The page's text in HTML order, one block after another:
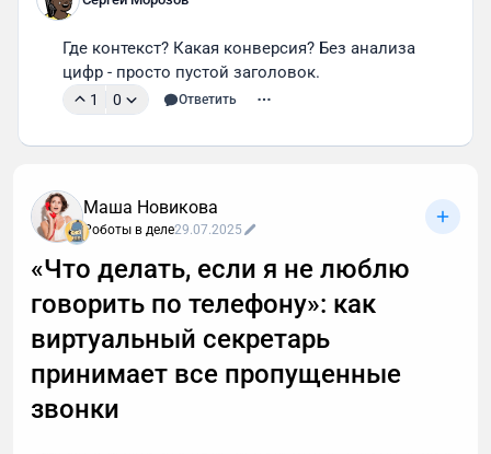
Где контекст? Какая конверсия? Без анализа
цифр - просто пустой заголовок.
1 0 Ответить
Маша Новикова
Роботы в деле29.07.2025
«Что делать, если я не люблю
говорить по телефону»: как
виртуальный секретарь
принимает все пропущенные
звонки